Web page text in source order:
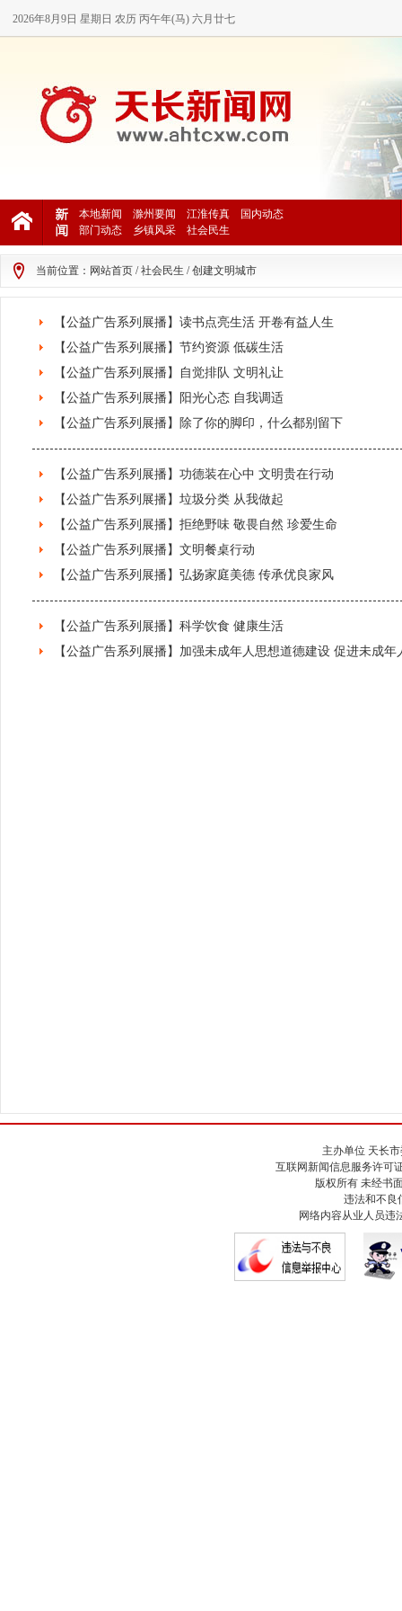
2026年8月9日 星期日 农历 丙午年(马) 六月廿七
本地新闻 滁州要闻 江淮传真
国内动态
部门动态
乡镇风采 社会民生
当前位置： 网站首页 /社会民生 /创建文明城市
【公益广告系列展播】读书点亮生活 开卷有益人生
【公益广告系列展播】节约资源 低碳生活
【公益广告系列展播】自觉排队 文明礼让
【公益广告系列展播】阳光心态 自我调适
【公益广告系列展播】除了你的脚印，什么都别留下
【公益广告系列展播】功德装在心中 文明贵在行动
【公益广告系列展播】垃圾分类 从我做起
【公益广告系列展播】拒绝野味 敬畏自然 珍爱生命
【公益广告系列展播】文明餐桌行动
【公益广告系列展播】弘扬家庭美德 传承优良家风
【公益广告系列展播】科学饮食 健康生活
【公益广告系列展播】加强未成年人思想道德建设 促进未成年
主办单位 天长
互联网新闻信息服务许可
版权所有 未经书
违法和不良
网络内容从业人员违